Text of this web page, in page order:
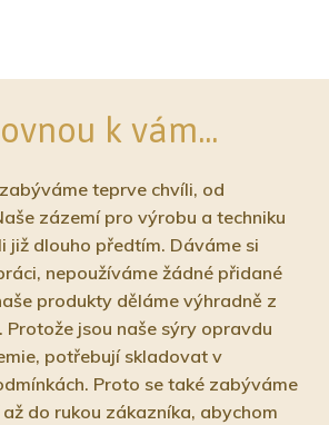
k vám...
teprve chvíli, od
zázemí pro výrobu a techniku
již dlouho předtím. Dáváme si
nepoužíváme žádné přidané
produkty děláme výhradně z
Protože jsou naše sýry opravdu
potřebují skladovat v
Proto se také zabýváme
do rukou zákazníka, abychom